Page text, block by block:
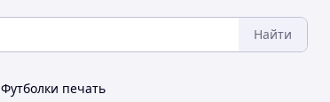
Найти
Футболки печать